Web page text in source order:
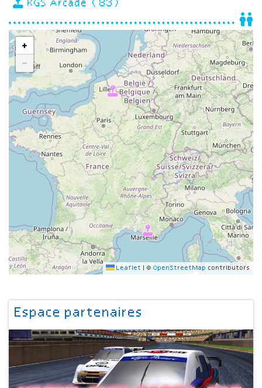
RGS Arcade (83)
+
−
Leaflet © OpenStreetMap contributors
Espace partenaires